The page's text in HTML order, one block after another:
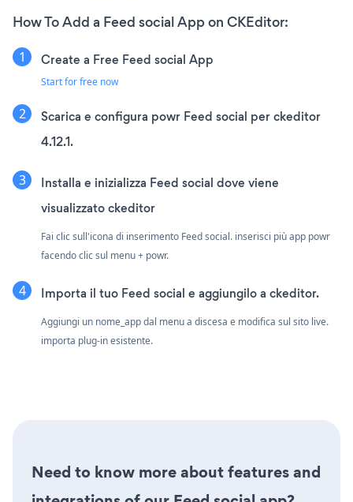
How To Add a Feed social App on CKEditor:
Create a Free Feed social App
Start for free now
Scarica e configura powr Feed social per ckeditor
4.12.1.
Installa e inizializza Feed social dove viene
visualizzato ckeditor
Fai clic sull'icona di inserimento Feed social. inserisci più app powr
facendo clic sul menu + powr.
Importa il tuo Feed social e aggiungilo a ckeditor.
Aggiungi un nome_app dal menu a discesa e modifica sul sito live.
importa plug-in esistente.
Need to know more about features and